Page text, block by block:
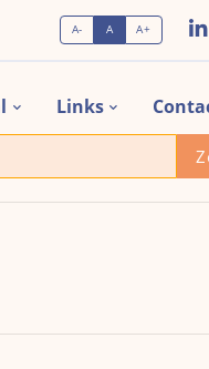
A- A A+
Links